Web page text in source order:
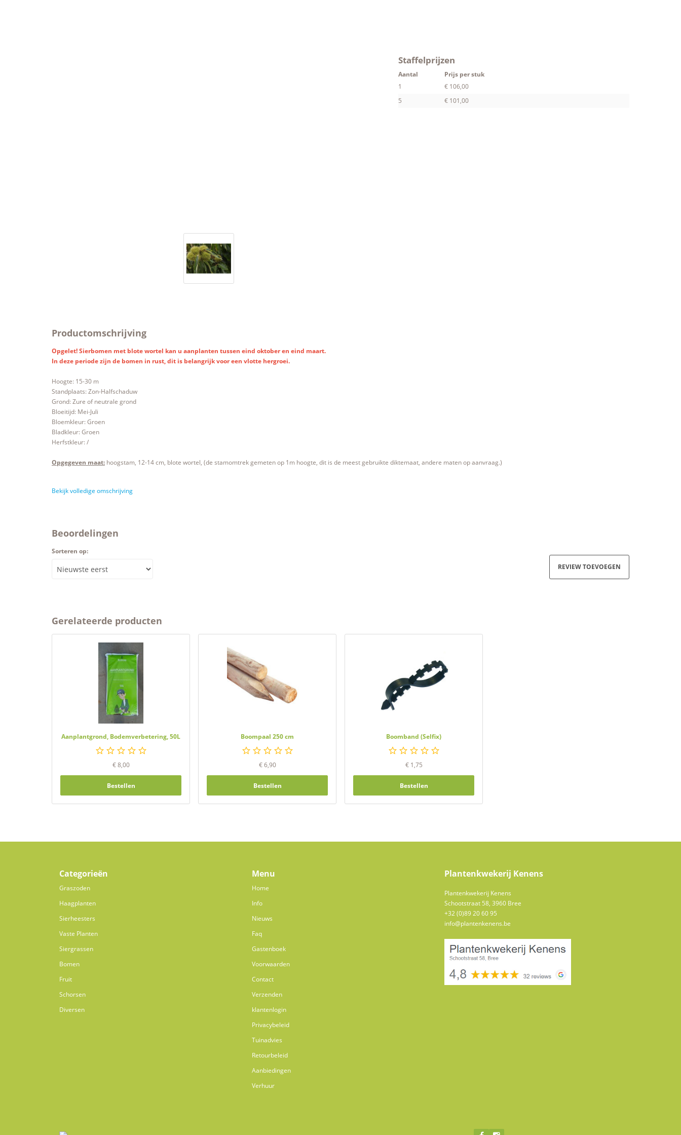
Staffelprijzen
Aantal
Prijs per stuk
1
€ 106,00
5
€ 101,00
Productomschrijving
Opgelet! Sierbomen met blote wortel kan u aanplanten tussen eind oktober en eind maart.
In deze periode zijn de bomen in rust, dit is belangrijk voor een vlotte hergroei.
Hoogte: 15-30 m
Standplaats: Zon-Halfschaduw
Grond: Zure of neutrale grond
Bloeitijd: Mei-Juli
Bloemkleur: Groen
Bladkleur: Groen
Herfstkleur: /
Opgegeven maat: hoogstam, 12-14 cm, blote wortel, (de stamomtrek gemeten op 1m hoogte, dit is de meest gebruikte diktemaat, andere maten op aanvraag.)
Bekijk volledige omschrijving
Beoordelingen
Sorteren op:
REVIEW TOEVOEGEN
Gerelateerde producten
Aanplantgrond, Bodemverbetering, 50L
€ 8,00
Bestellen
Boompaal 250 cm
€ 6,90
Bestellen
Boomband (Selfix)
€ 1,75
Bestellen
Categorieën
Graszoden
Haagplanten
Sierheesters
Vaste Planten
Siergrassen
Bomen
Fruit
Schorsen
Diversen
Menu
Home
Info
Nieuws
Faq
Gastenboek
Voorwaarden
Contact
Verzenden
klantenlogin
Privacybeleid
Tuinadvies
Retourbeleid
Aanbiedingen
Verhuur
Plantenkwekerij Kenens
Plantenkwekerij Kenens
Schootstraat 58, 3960 Bree
+32 (0)89 20 60 95
info@plantenkenens.be